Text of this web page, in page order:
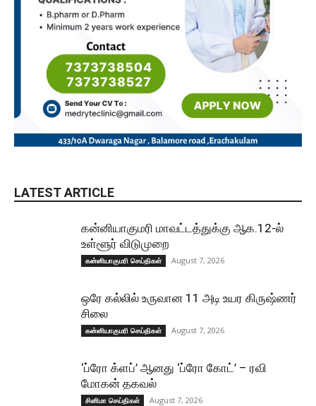
LATEST ARTICLE
கன்னியாகுமரி மாவட்டத்துக்கு ஆக.12-ல்
உள்ளூர் விடுமுறை
கன்னியாகுமரி செய்திகள் August 7, 2026
ஒரே கல்லில் உருவான 11 அடி உயர கிருஷ்ணர்
சிலை
கன்னியாகுமரி செய்திகள் August 7, 2026
‘ப்ரோ க்ளப்’ ஆனது ‘ப்ரோ கோட்’ – ரவி
மோகன் தகவல்
சினிமா செய்திகள் August 7, 2026